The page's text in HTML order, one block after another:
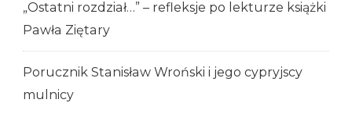
„Ostatni rozdział…” – refleksje po lekturze książki
Pawła Ziętary
Porucznik Stanisław Wroński i jego cypryjscy
mulnicy